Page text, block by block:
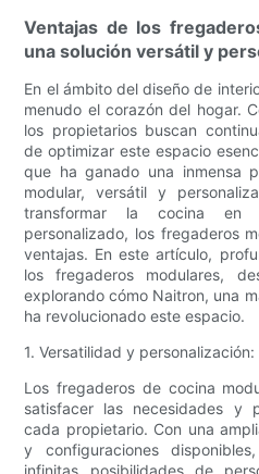
Ventajas de los
una solución versátil y
En el ámbito del diseño de
menudo el corazón del hogar.
los propietarios buscan
de optimizar este espacio
que ha ganado una inmensa
modular, versátil y
transformar la cocina
personalizado, los fregaderos
ventajas. En este artículo,
los fregaderos modulares,
explorando cómo Naitron, una
ha revolucionado este espacio.
1. Versatilidad y personalización:
Los fregaderos de cocina
satisfacer las necesidades y
cada propietario. Con una
y configuraciones
infinitas posibilidades de